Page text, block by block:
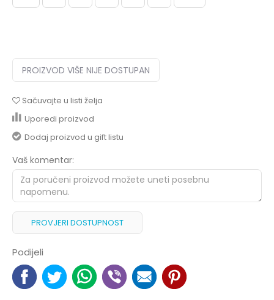
PROIZVOD VIŠE NIJE DOSTUPAN
Sačuvajte u listi želja
Uporedi proizvod
Dodaj proizvod u gift listu
Vaš komentar:
PROVJERI DOSTUPNOST
Podijeli